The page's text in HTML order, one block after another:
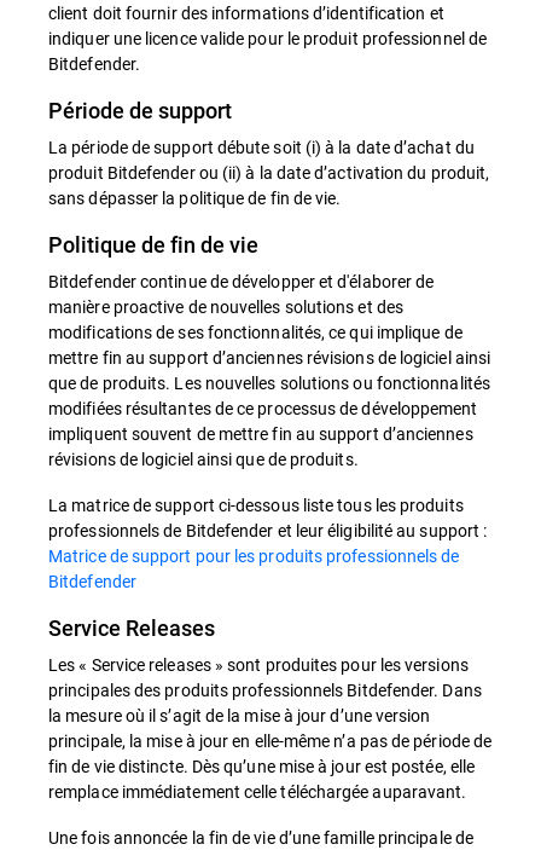
client doit fournir des informations d’identification et
indiquer une licence valide pour le produit professionnel de
Bitdefender.
Période de support
La période de support débute soit (i) à la date d’achat du
produit Bitdefender ou (ii) à la date d’activation du produit,
sans dépasser la politique de fin de vie.
Politique de fin de vie
Bitdefender continue de développer et d'élaborer de
manière proactive de nouvelles solutions et des
modifications de ses fonctionnalités, ce qui implique de
mettre fin au support d’anciennes révisions de logiciel ainsi
que de produits. Les nouvelles solutions ou fonctionnalités
modifiées résultantes de ce processus de développement
impliquent souvent de mettre fin au support d’anciennes
révisions de logiciel ainsi que de produits.
La matrice de support ci-dessous liste tous les produits
professionnels de Bitdefender et leur éligibilité au support :
Matrice de support pour les produits professionnels de
Bitdefender
Service Releases
Les « Service releases » sont produites pour les versions
principales des produits professionnels Bitdefender. Dans
la mesure où il s’agit de la mise à jour d’une version
principale, la mise à jour en elle-même n’a pas de période de
fin de vie distincte. Dès qu’une mise à jour est postée, elle
remplace immédiatement celle téléchargée auparavant.
Une fois annoncée la fin de vie d’une famille principale de